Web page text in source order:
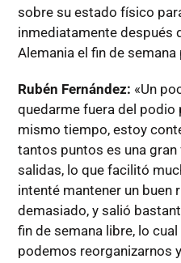
sobre su estado físico
inmediatamente después
Alemania el fin de semana
Rubén Fernández: «Un
quedarme fuera del podio
mismo tiempo, estoy
tantos puntos es una gran
salidas, lo que facilitó
intenté mantener un buen
demasiado, y salió
fin de semana libre, lo
podemos reorganizarnos